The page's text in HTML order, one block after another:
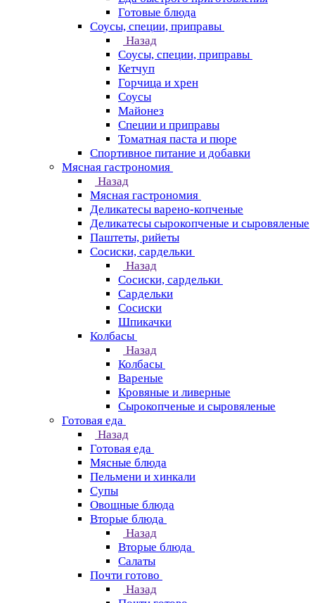
Готовые блюда
Соусы, специи, приправы
Назад
Соусы, специи, приправы
Кетчуп
Горчица и хрен
Соусы
Майонез
Специи и приправы
Томатная паста и пюре
Спортивное питание и добавки
Мясная гастрономия
Назад
Мясная гастрономия
Деликатесы варено-копченые
Деликатесы сырокопченые и сыровяленые
Паштеты, рийеты
Сосиски, сардельки
Назад
Сосиски, сардельки
Сардельки
Сосиски
Шпикачки
Колбасы
Назад
Колбасы
Вареные
Кровяные и ливерные
Сырокопченые и сыровяленые
Готовая еда
Назад
Готовая еда
Мясные блюда
Пельмени и хинкали
Супы
Овощные блюда
Вторые блюда
Назад
Вторые блюда
Салаты
Почти готово
Назад